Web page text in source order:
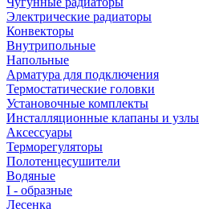
Электрические радиаторы
Конвекторы
Внутрипольные
Напольные
Арматура для подключения
Термостатические головки
Установочные комплекты
Инсталляционные клапаны и узлы
Аксессуары
Терморегуляторы
Полотенцесушители
Водяные
I - образные
Лесенка